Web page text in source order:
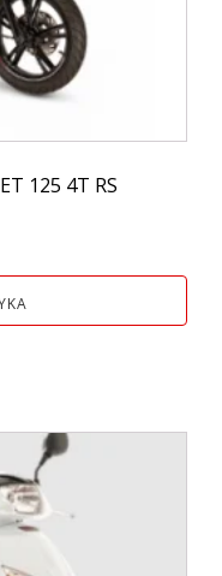
125 4T RS